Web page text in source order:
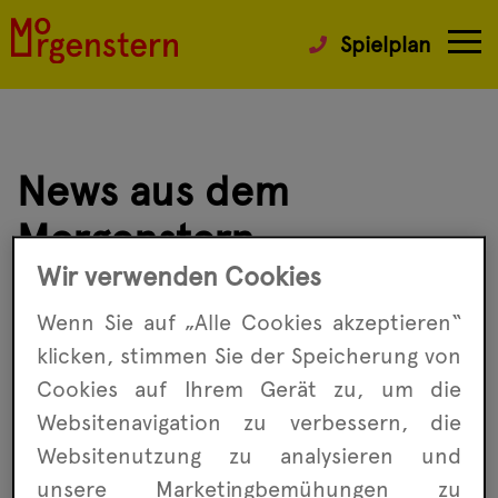
Spielplan
News aus dem
Morgenstern
Wenn Ihr auf dem Laufenden bleiben wollt,
was im Morgenstern passiert, dann könnt Ihr
immer mal wieder in den News stöbern.
Besondere Veranstaltungen findet Ihr unter
Highlights. Oder aber Ihr besucht uns auf
FacebookoderInstagram
Wir verwenden Cookies
Wenn Sie auf „Alle Cookies akzeptieren“
klicken, stimmen Sie der Speicherung von
Cookies auf Ihrem Gerät zu, um die
Websitenavigation zu ver­bessern, die
Website­nutzung zu analysieren und
unsere Marketing­bemühungen zu